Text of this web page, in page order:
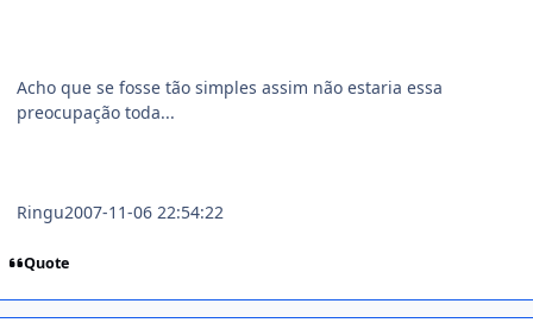
Acho que se fosse tão simples assim não estaria essa
preocupação toda...
Ringu2007-11-06 22:54:22
Quote